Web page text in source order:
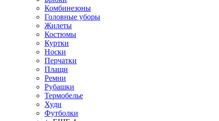
Комбинезоны
Головные уборы
Жилеты
Костюмы
Куртки
Носки
Перчатки
Плащи
Ремни
Рубашки
Термобелье
Худи
Футболки